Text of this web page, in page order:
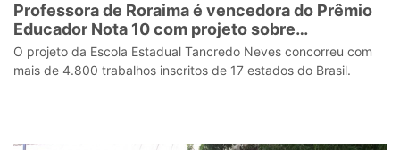
Professora de Roraima é vencedora do Prêmio
Educador Nota 10 com projeto sobre
valorização das mulheres
O projeto da Escola Estadual Tancredo Neves concorreu com
mais de 4.800 trabalhos inscritos de 17 estados do Brasil.